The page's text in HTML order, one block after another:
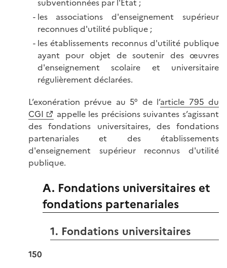
subventionnées par l'État ;
les associations d'enseignement supérieur
reconnues d'utilité publique ;
les établissements reconnus d'utilité publique
ayant pour objet de soutenir des œuvres
d'enseignement scolaire et universitaire
régulièrement déclarées.
L’exonération prévue au 5° de l’article 795 du
CGI
appelle les précisions suivantes s’agissant
des fondations universitaires, des fondations
partenariales et des établissements
d'enseignement supérieur reconnus d'utilité
publique.
A. Fondations universitaires et
fondations partenariales
1. Fondations universitaires
150